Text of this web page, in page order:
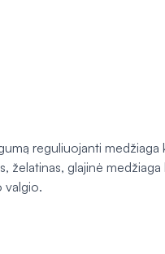
reguliuojanti
želatinas, glajinė medžiaga
valgio.